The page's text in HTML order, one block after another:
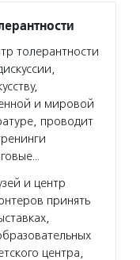
толерантности
и мировой
проводит
и центр
принять
центра,